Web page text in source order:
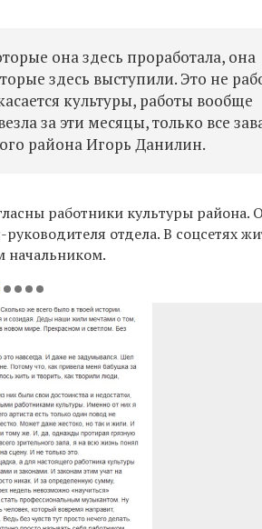
она здесь проработала, она
здесь выступили. Это не
культуры, работы вообще
за эти месяцы, только все
района Игорь Данилин.
работники культуры района.
руководителя отдела.В соцсетях
начальником.